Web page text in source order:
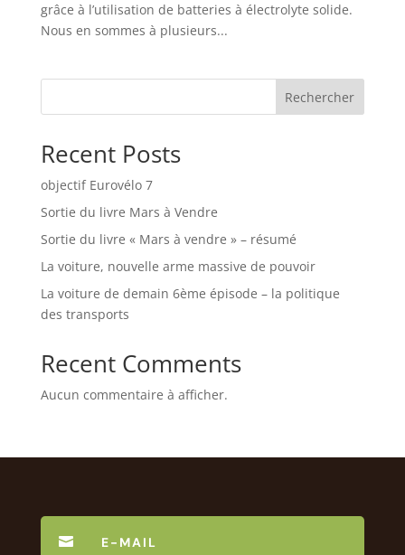
grâce à l’utilisation de batteries à électrolyte solide.
Nous en sommes à plusieurs...
Rechercher
Recent Posts
objectif Eurovélo 7
Sortie du livre Mars à Vendre
Sortie du livre « Mars à vendre » – résumé
La voiture, nouvelle arme massive de pouvoir
La voiture de demain 6ème épisode – la politique
des transports
Recent Comments
Aucun commentaire à afficher.
 E-MAIL